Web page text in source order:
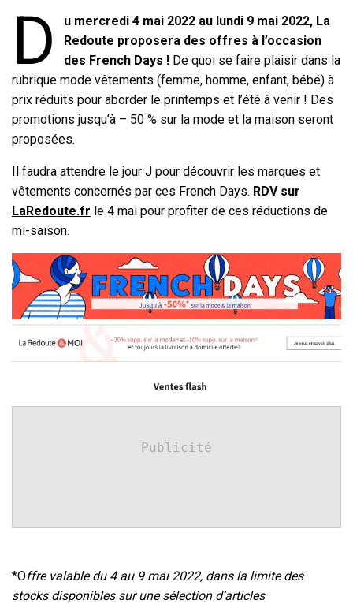
D
u mercredi 4 mai 2022 au lundi 9 mai 2022, La
Redoute proposera des offres à l’occasion
des French Days ! De quoi se faire plaisir dans la
rubrique mode vêtements (femme, homme, enfant, bébé) à
prix réduits pour aborder le printemps et l’été à venir ! Des
promotions jusqu’à – 50 % sur la mode et la maison seront
proposées.
Il faudra attendre le jour J pour découvrir les marques et
vêtements concernés par ces French Days. RDV sur
LaRedoute.fr le 4 mai pour profiter de ces réductions de
mi-saison.
Publicité
*Offre valable du 4 au 9 mai 2022, dans la limite des
stocks disponibles sur une sélection d’articles